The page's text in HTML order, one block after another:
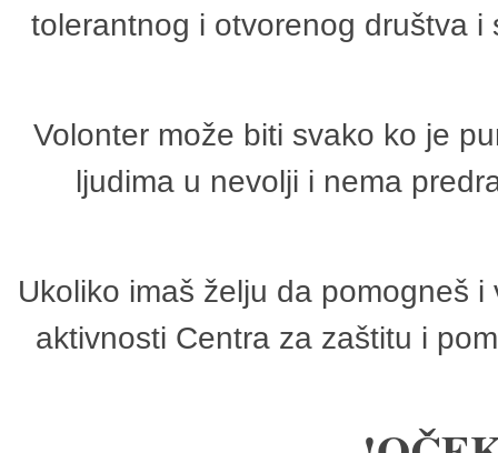
tolerantnog i otvorenog društva
Volonter može biti svako ko je
ljudima u nevolji i nema
Ukoliko imaš želju da pomogneš
aktivnosti Centra za zaštitu i